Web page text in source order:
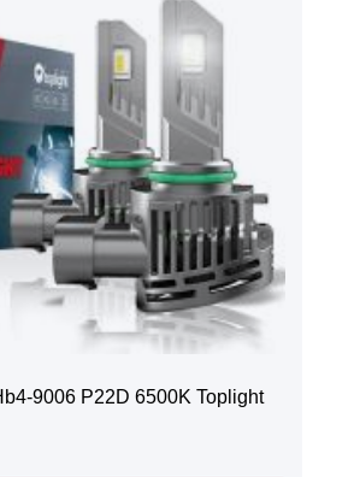
9006 P22D 6500K Toplight